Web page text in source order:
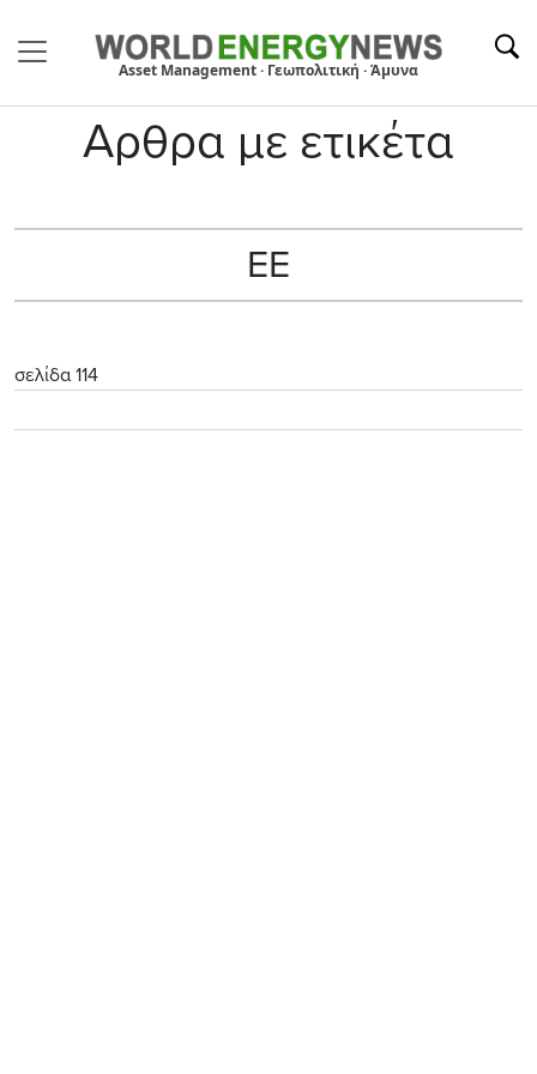
Asset Management · Γεωπολιτική · Άμυνα
Αρθρα με ετικέτα
EE
σελίδα 114